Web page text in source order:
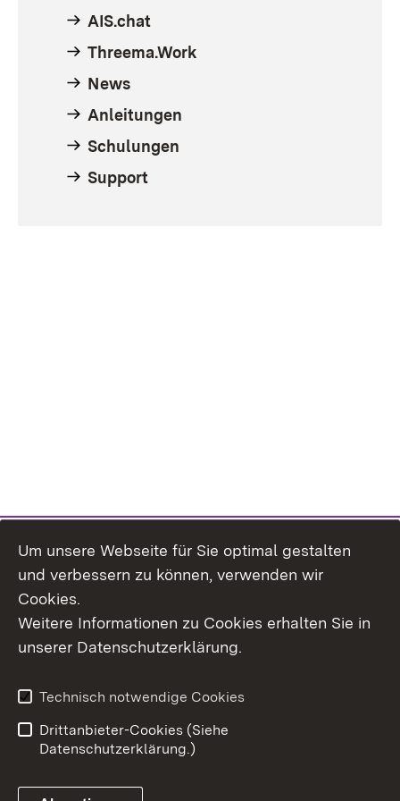
AIS.chat
Threema.Work
News
Anleitungen
Schulungen
Support
Erklärung zur
Benutzungshinweise
Um unsere Webseite für Sie optimal gestalten
und verbessern zu können, verwenden wir
Cookies.
Weitere Informationen zu Cookies erhalten Sie in
unserer Datenschutzerklärung.
Technisch notwendige Cookies
Drittanbieter-Cookies (Siehe
Datenschutzerklärung.)